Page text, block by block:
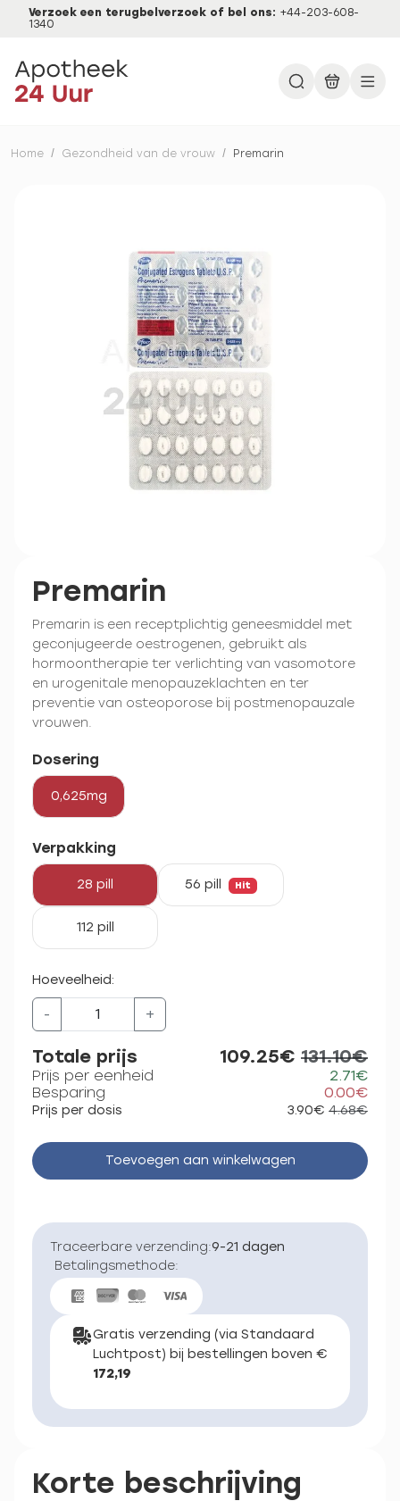
Verzoek een terugbelverzoek of bel ons: +44-203-608-
1340
Home / Gezondheid van de vrouw / Premarin
Premarin
Premarin is een receptplichtig geneesmiddel met
geconjugeerde oestrogenen, gebruikt als
hormoontherapie ter verlichting van vasomotore
en urogenitale menopauzeklachten en ter
preventie van osteoporose bij postmenopauzale
vrouwen.
Dosering
0,625mg
Verpakking
28 pill 56 pill Hit
112 pill
Hoeveelheid:
- +
Totale prijs 109.25€ 131.10€
Prijs per eenheid
2.71€
Besparing
0.00€
Prijs per dosis 3.90€ 4.68€
Toevoegen aan winkelwagen
Traceerbare verzending:9-21 dagen
Betalingsmethode:
Gratis verzending (via Standaard
Luchtpost) bij bestellingen boven €
172,19
Korte beschrijving